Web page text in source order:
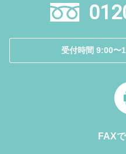
受付時間 9:00〜
FAX